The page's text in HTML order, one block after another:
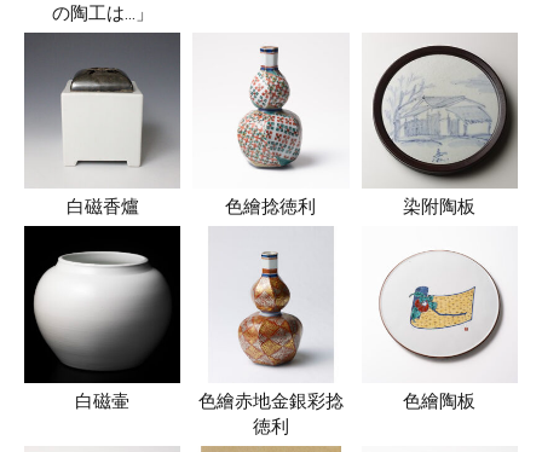
の陶工は…」
白磁香爐 色繪捻徳利 染附陶板
白磁壷
色繪赤地金銀彩捻
徳利
色繪陶板